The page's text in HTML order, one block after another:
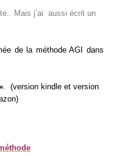
Mais j’ai aussi écrit un
de la méthode AGI dans
(version kindle et version